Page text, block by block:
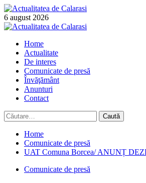
Skip
to
content
6 august 2026
Primary
Home
Actualitate
De interes
Comunicate de presă
Învăţământ
Anunturi
Contact
Caută
după:
Home
Comunicate de presă
UAT Comuna Borcea/ ANUNȚ
Comunicate de presă